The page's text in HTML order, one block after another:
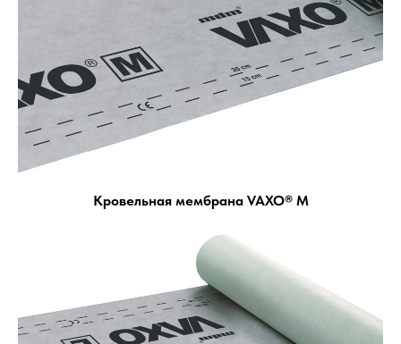
Кровельная мембрана VAXO® M